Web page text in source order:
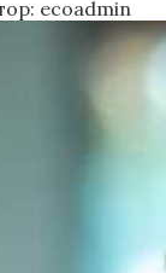
ecoadmin